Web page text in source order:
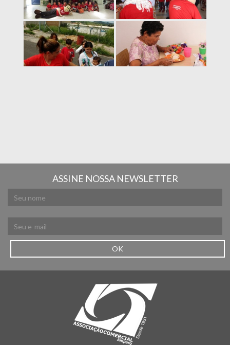
ASSINE NOSSA NEWSLETTER
OK